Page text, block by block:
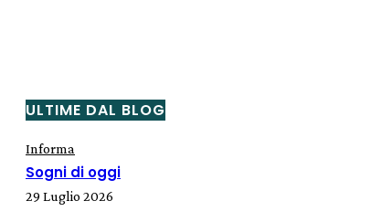
ULTIME DAL BLOG
Informa
Sogni di oggi
29 Luglio 2026